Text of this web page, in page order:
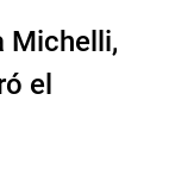
Michelli,
el